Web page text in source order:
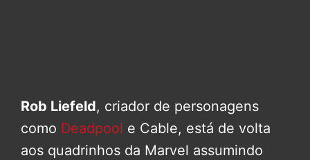
Rob Liefeld, criador de personagens
como Deadpool e Cable, está de volta
aos quadrinhos da Marvel assumindo